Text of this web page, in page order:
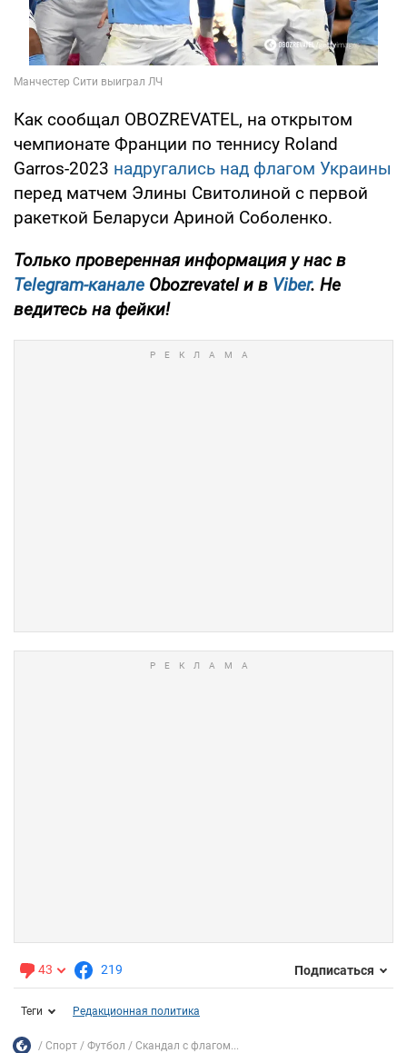
Как сообщал OBOZREVATEL, на открытом
чемпионате Франции по теннису Roland
Garros-2023 надругались над флагом Украины
перед матчем Элины Свитолиной с первой
ракеткой Беларуси Ариной Соболенко.
Только проверенная информация у нас в
Telegram-канале Obozrevatel и в Viber. Не
ведитесь на фейки!
43 219 Подписаться
Теги Редакционная политика
Спорт Футбол Скандал с флагом...